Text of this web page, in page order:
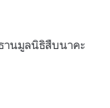
านมูลนิธิสืบนาคะ